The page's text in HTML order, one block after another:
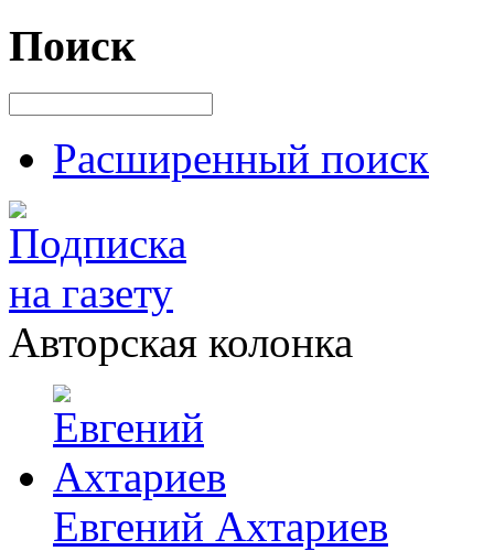
Поиск
Расширенный поиск
Авторская колонка
Евгений Ахтариев